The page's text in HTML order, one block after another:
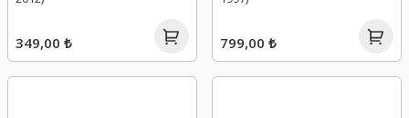
349,00 ₺ 799,00 ₺